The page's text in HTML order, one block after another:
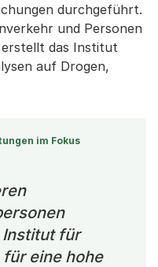
durchgeführt.
und Personen
erstellt das Institut
auf Drogen,
im Fokus
Institut für
eine hohe